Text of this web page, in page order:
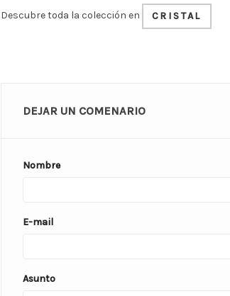
Descubre toda la colección en CRISTAL
DEJAR UN COMENARIO
Nombre
E-mail
Asunto